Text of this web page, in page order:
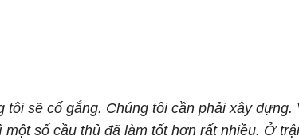
tôi sẽ cố gắng. Chúng tôi cần phải xây
một số cầu thủ đã làm tốt hơn rất nhiều. Ở